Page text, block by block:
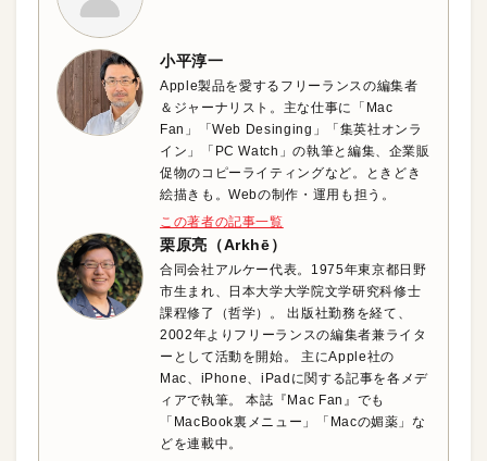
小平淳一
Apple製品を愛するフリーランスの編集者
＆ジャーナリスト。主な仕事に「Mac
Fan」「Web Desinging」「集英社オンラ
イン」「PC Watch」の執筆と編集、企業販
促物のコピーライティングなど。ときどき
絵描きも。Webの制作・運用も担う。
この著者の記事一覧
栗原亮（Arkhē）
合同会社アルケー代表。1975年東京都日野
市生まれ、日本大学大学院文学研究科修士
課程修了（哲学）。 出版社勤務を経て、
2002年よりフリーランスの編集者兼ライタ
ーとして活動を開始。 主にApple社の
Mac、iPhone、iPadに関する記事を各メデ
ィアで執筆。 本誌『Mac Fan』でも
「MacBook裏メニュー」「Macの媚薬」な
どを連載中。